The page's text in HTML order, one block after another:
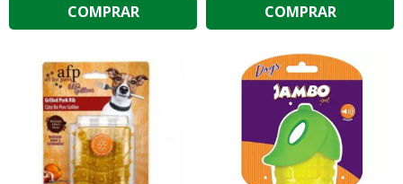
COMPRAR COMPRAR